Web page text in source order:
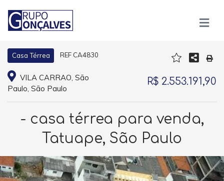
Casa Térrea REF CA4830
VILA CARRAO, São
Paulo, São Paulo
R$ 2.553.191,90
- casa térrea para venda,
Tatuape, São Paulo